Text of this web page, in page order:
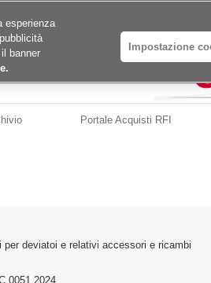
Portale Acquisti RFI
deviatoi e relativi accessori e ricambi
esperienza
banner
Impostazione